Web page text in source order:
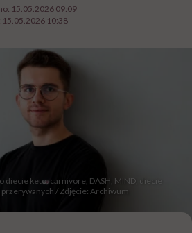
15.05.2026 09:09
15.05.2026 10:38
o diecie keto, carnivore, DASH, MIND, diecie
przerywanych / Zdjęcie: Archiwum